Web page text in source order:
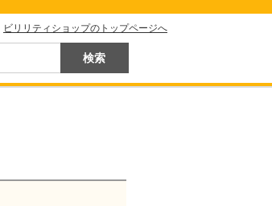
ビリリティショップのトップページへ